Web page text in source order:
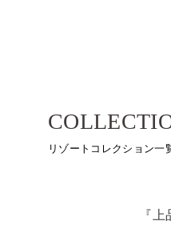
リゾートコレクション一
『